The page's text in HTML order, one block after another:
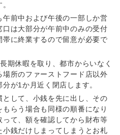
前中および午後の一部しか営
は大部分が午前中のみの受付
に終業するので留意が必要で
期休暇を取り、都市からいなく
所のファーストフード店以外
が1か月近く閉店します。
して、小銭を先に出し、その
らう場合も同様の順番になり
って、額を確認してから財布等
銭だけしまってしまうとお札